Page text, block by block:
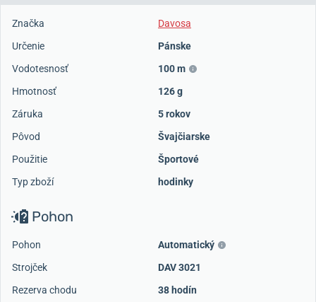
Značka
Davosa
Určenie
Pánske
Vodotesnosť
100 m
Hmotnosť
126 g
Záruka
5 rokov
Pôvod
Švajčiarske
Použitie
Športové
Typ zboží
hodinky
Pohon
Pohon
Automatický
Strojček
DAV 3021
Rezerva chodu
38 hodín